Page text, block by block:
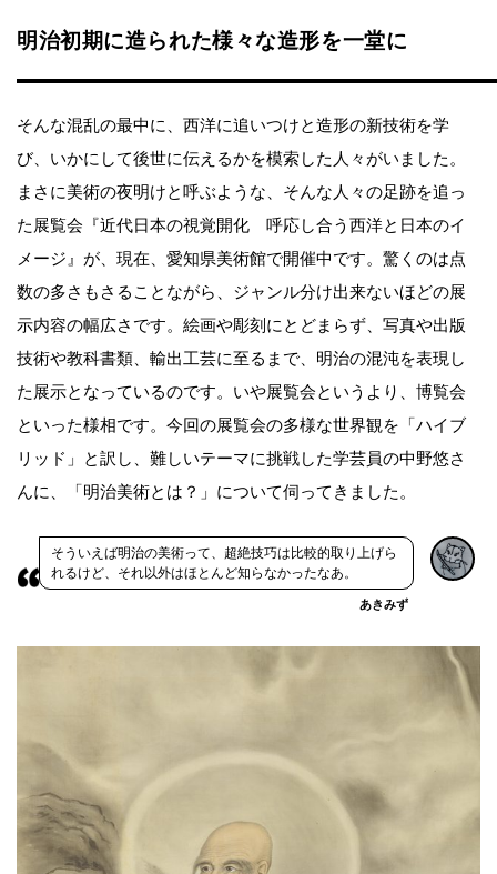
明治初期に造られた様々な造形を一堂に
そんな混乱の最中に、西洋に追いつけと造形の新技術を学
び、いかにして後世に伝えるかを模索した人々がいました。
まさに美術の夜明けと呼ぶような、そんな人々の足跡を追っ
た展覧会『近代日本の視覚開化 呼応し合う西洋と日本のイ
メージ』が、現在、愛知県美術館で開催中です。驚くのは点
数の多さもさることながら、ジャンル分け出来ないほどの展
示内容の幅広さです。絵画や彫刻にとどまらず、写真や出版
技術や教科書類、輸出工芸に至るまで、明治の混沌を表現し
た展示となっているのです。いや展覧会というより、博覧会
といった様相です。今回の展覧会の多様な世界観を「ハイブ
リッド」と訳し、難しいテーマに挑戦した学芸員の中野悠さ
んに、「明治美術とは？」について伺ってきました。
そういえば明治の美術って、超絶技巧は比較的取り上げら
れるけど、それ以外はほとんど知らなかったなあ。
あきみず